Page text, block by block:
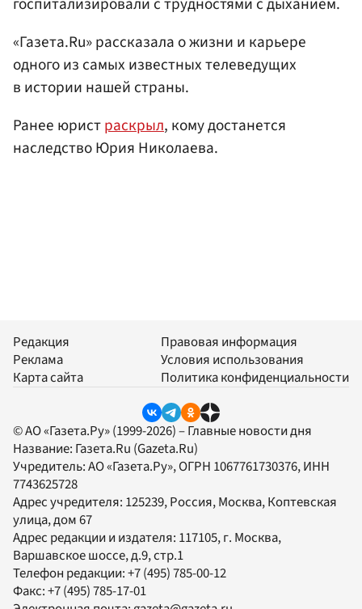
«Газета.Ru» рассказала о жизни и карьере
одного из самых известных телеведущих
в истории нашей страны.
Ранее юристраскрыл, кому достанется
наследство Юрия Николаева.
Редакция
Реклама
Карта сайта
Правовая информация
Условия использования
Политика конфиденциальности
© АО «Газета.Ру» (1999-2026) – Главные новости дня
Название: Газета.Ru (Gazeta.Ru)
Учредитель:АО «Газета.Ру», ОГРН 1067761730376, ИНН
7743625728
Адрес учредителя: 125239, Россия, Москва, Коптевская
улица, дом 67
Адрес редакции и издателя: 117105, г. Москва,
Варшавское шоссе, д.9, стр.1
Телефон редакции:+7 (495) 785-00-12
Факс:+7 (495) 785-17-01